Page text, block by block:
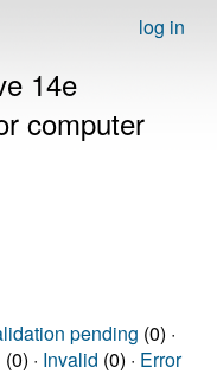
log in
14e
computer
pending (0) ·
(0) · Invalid (0) · Error